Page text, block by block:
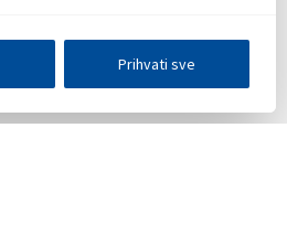
Prihvati sve